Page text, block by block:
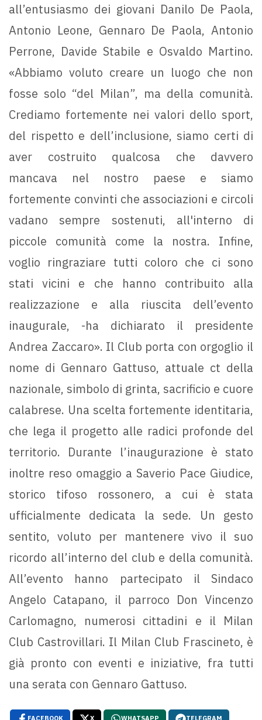
all’entusiasmo dei giovani Danilo De Paola,
Antonio Leone, Gennaro De Paola, Antonio
Perrone, Davide Stabile e Osvaldo Martino.
«Abbiamo voluto creare un luogo che non
fosse solo “del Milan”, ma della comunità.
Crediamo fortemente nei valori dello sport,
del rispetto e dell’inclusione, siamo certi di
aver costruito qualcosa che davvero
mancava nel nostro paese e siamo
fortemente convinti che associazioni e circoli
vadano sempre sostenuti, all'interno di
piccole comunità come la nostra. Infine,
voglio ringraziare tutti coloro che ci sono
stati vicini e che hanno contribuito alla
realizzazione e alla riuscita dell’evento
inaugurale, -ha dichiarato il presidente
Andrea Zaccaro». Il Club porta con orgoglio il
nome di Gennaro Gattuso, attuale ct della
nazionale, simbolo di grinta, sacrificio e cuore
calabrese. Una scelta fortemente identitaria,
che lega il progetto alle radici profonde del
territorio. Durante l’inaugurazione è stato
inoltre reso omaggio a Saverio Pace Giudice,
storico tifoso rossonero, a cui è stata
ufficialmente dedicata la sede. Un gesto
sentito, voluto per mantenere vivo il suo
ricordo all’interno del club e della comunità.
All’evento hanno partecipato il Sindaco
Angelo Catapano, il parroco Don Vincenzo
Carlomagno, numerosi cittadini e il Milan
Club Castrovillari. Il Milan Club Frascineto, è
già pronto con eventi e iniziative, fra tutti
una serata con Gennaro Gattuso.